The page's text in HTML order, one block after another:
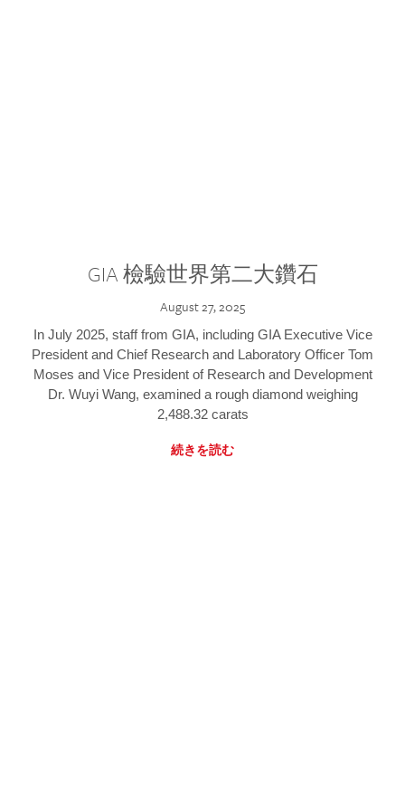
GIA 檢驗世界第二大鑽石
August 27, 2025
In July 2025, staff from GIA, including GIA Executive Vice
President and Chief Research and Laboratory Officer Tom
Moses and Vice President of Research and Development
Dr. Wuyi Wang, examined a rough diamond weighing
2,488.32 carats
続きを読む